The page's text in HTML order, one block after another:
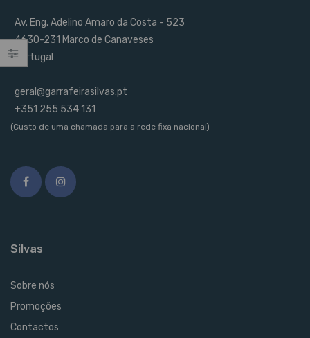
Av. Eng. Adelino Amaro da Costa - 523
4630-231 Marco de Canaveses
Portugal
geral@garrafeirasilvas.pt
+351 255 534 131
(Custo de uma chamada para a rede fixa nacional)
Silvas
Sobre nós
Promoções
Contactos